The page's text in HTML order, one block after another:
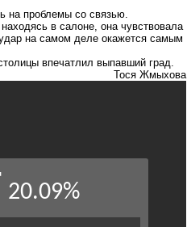
на проблемы со связью.
в салоне, она чувствовала
на самом деле окажется самым
впечатлил выпавший град.
Тося Жмыхова